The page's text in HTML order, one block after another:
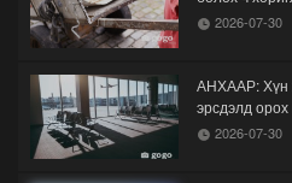
2026-07-30
АНХААР: Хүн
эрсдэлд орох
2026-07-30